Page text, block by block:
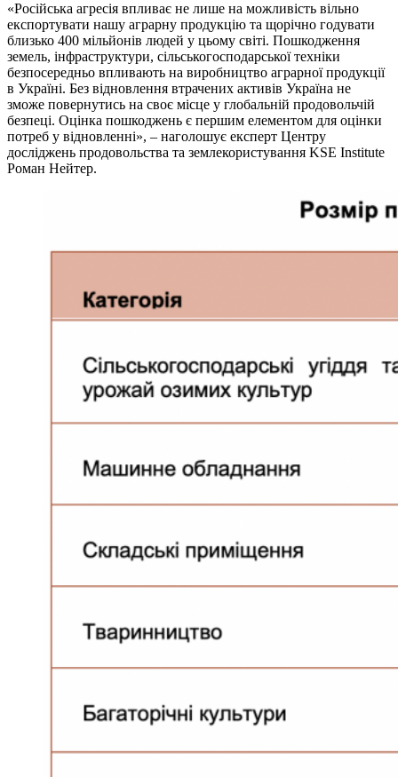
«Російська агресія впливає не лише на можливість вільно
експортувати нашу аграрну продукцію та щорічно годувати
близько 400 мільйонів людей у цьому світі. Пошкодження
земель, інфраструктури, сільськогосподарської техніки
безпосередньо впливають на виробництво аграрної продукції
в Україні. Без відновлення втрачених активів Україна не
зможе повернутись на своє місце у глобальній продовольчій
безпеці. Оцінка пошкоджень є першим елементом для оцінки
потреб у відновленні», – наголошує експерт Центру
досліджень продовольства та землекористування KSE Institute
Роман Нейтер.